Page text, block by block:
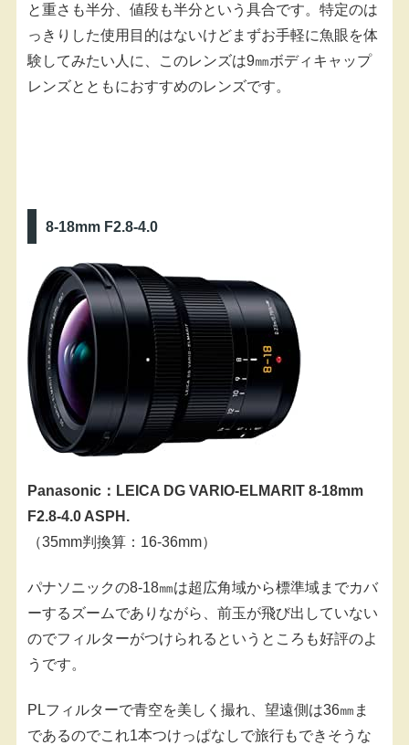
と重さも半分、値段も半分という具合です。特定のは
っきりした使用目的はないけどまずお手軽に魚眼を体
験してみたい人に、このレンズは9㎜ボディキャップ
レンズとともにおすすめのレンズです。
8-18mm F2.8-4.0
Panasonic：LEICA DG VARIO-ELMARIT 8-18mm
F2.8-4.0 ASPH.
（35mm判換算：16-36mm）
パナソニックの8-18㎜は超広角域から標準域までカバ
ーするズームでありながら、前玉が飛び出していない
のでフィルターがつけられるというところも好評のよ
うです。
PLフィルターで青空を美しく撮れ、望遠側は36㎜ま
であるのでこれ1本つけっぱなしで旅行もできそうな